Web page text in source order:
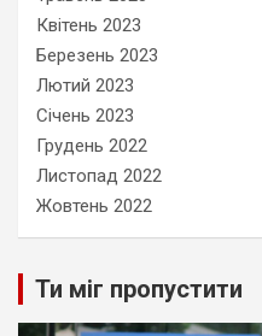
Квітень 2023
Березень 2023
Лютий 2023
Січень 2023
Грудень 2022
Листопад 2022
Жовтень 2022
Ти міг пропустити